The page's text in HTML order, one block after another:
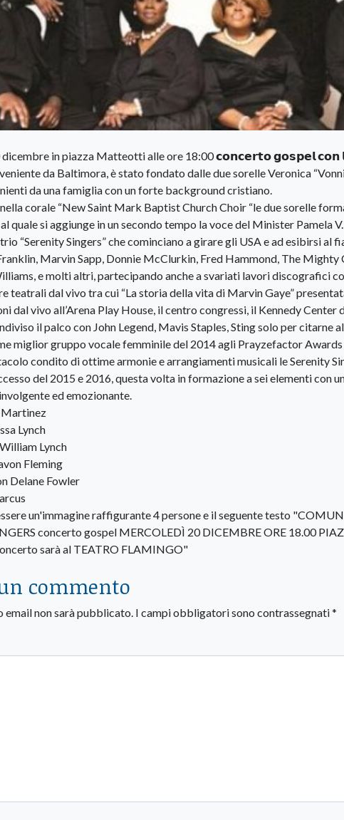
dicembre in piazza Matteotti alle ore 18:00 𝗰𝗼𝗻𝗰𝗲𝗿𝘁𝗼 𝗴𝗼𝘀𝗽𝗲𝗹
da Baltimora, è stato fondato dalle due sorelle Veronica
da una famiglia con un forte background cristiano.
corale “New Saint Mark Baptist Church Choir “le due sorelle
quale si aggiunge in un secondo tempo la voce del Minister Pamela
“Serenity Singers” che cominciano a girare gli USA e ad esibirsi al
Marvin Sapp, Donnie McClurkin, Fred Hammond, The Mighty
e molti altri, partecipando anche a svariati lavori discografici
teatrali dal vivo tra cui “La storia della vita di Marvin Gaye”
dal vivo all’Arena Play House, il centro congressi, il Kennedy Center
il palco con John Legend, Mavis Staples, Sting solo per citarne
miglior gruppo vocale femminile del 2014 agli Prayzefactor
condito di ottime armonie e arrangiamenti musicali le Serenity
del 2015 e 2016, questa volta in formazione a sei elementi con
ed emozionante.
Lynch
Lynch
Fleming
Delane Fowler
commento
email non sarà pubblicato. I campi obbligatori sono contrassegnati*